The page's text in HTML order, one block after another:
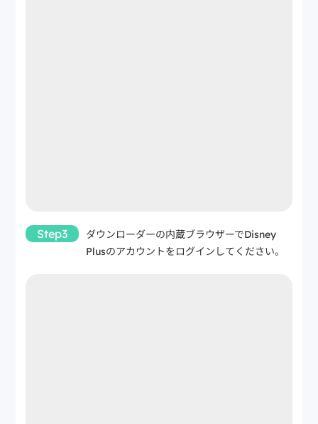
Step3
ダウンローダーの内蔵ブラウザーでDisney
Plusのアカウントをログインしてください。